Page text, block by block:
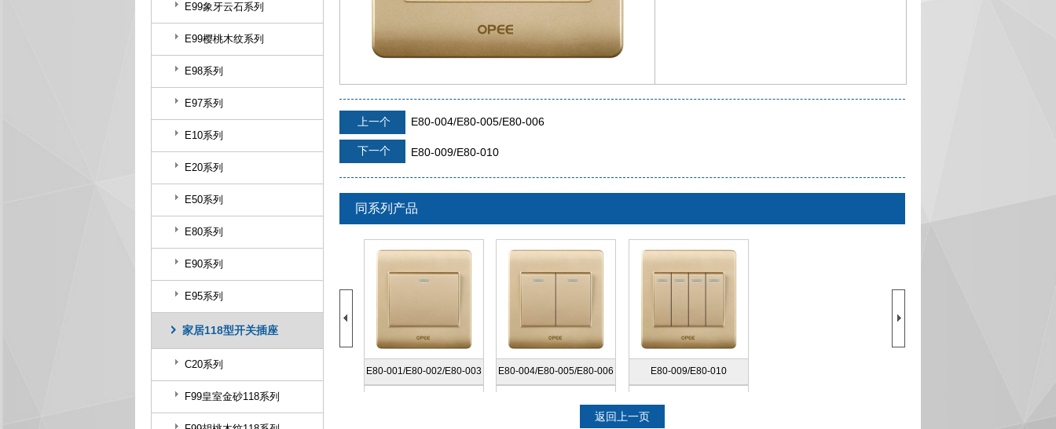
E99象牙云石系列
E99樱桃木纹系列
E98系列
E97系列
E10系列
E20系列
E50系列
E80系列
E90系列
E95系列
家居118型开关插座
C20系列
F99皇室金砂118系列
上一个 E80-004/E80-005/E80-006
下一个 E80-009/E80-010
同系列产品
E80-001/E80-002/E80-003 E80-004/E80-005/E80-006 E80-009/E80-010
返回上一页